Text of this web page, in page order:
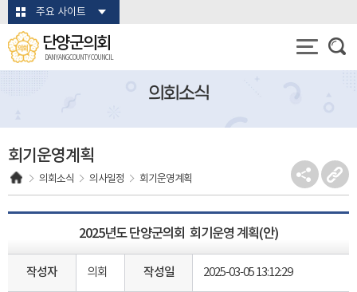
본문바로가기주요 사이트
단양군의회
DANYANG COUNTY COUNCIL
의회소식
회기운영계획
의회소식 의사일정 회기운영계획
2025년도 단양군의회 회기운영 계획(안)
작성자 의회 작성일 2025-03-05 13:12:29